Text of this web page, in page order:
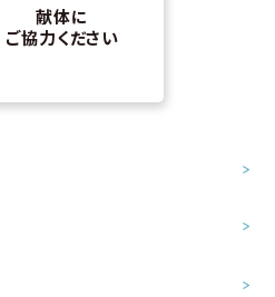
献体に
ご協力ください